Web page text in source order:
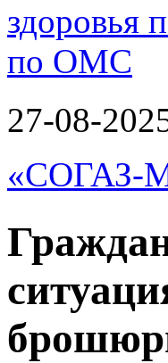
по ОМС
27-08-
«СОГАЗ-